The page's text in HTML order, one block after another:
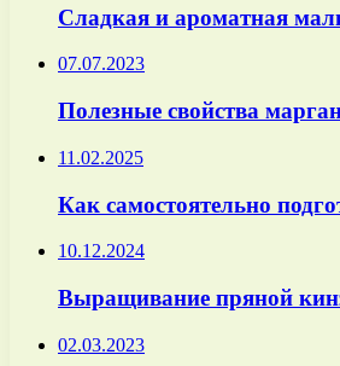
Сладкая и ароматная
07.07.2023
Полезные свойства
11.02.2025
Как самостоятельно
10.12.2024
Выращивание пряной
02.03.2023